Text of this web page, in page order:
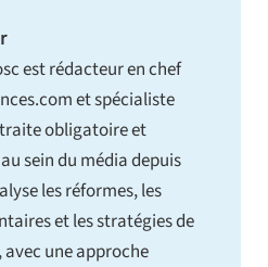
est rédacteur en chef
et spécialiste
obligatoire et
sein du média depuis
les réformes, les
et les stratégies de
une approche